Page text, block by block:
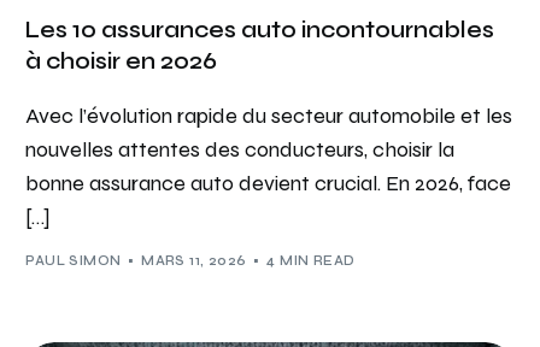
Les 10 assurances auto incontournables
à choisir en 2026
Avec l’évolution rapide du secteur automobile et les
nouvelles attentes des conducteurs, choisir la
bonne assurance auto devient crucial. En 2026, face
[…]
PAUL SIMON MARS 11, 2026 4 MIN READ